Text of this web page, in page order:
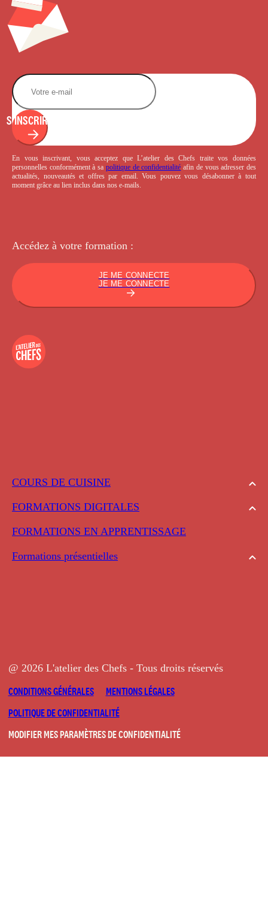
COURS DE CUISINE
FORMATIONS DIGITALES
FORMATIONS EN APPRENTISSAGE
Formations présentielles
S'INSCRIRE
En vous inscrivant, vous acceptez que L’atelier des Chefs traite vos données
personnelles conformément à sa politique de confidentialité afin de vous adresser des
actualités, nouveautés et offres par email. Vous pouvez vous désabonner à tout
moment grâce au lien inclus dans nos e-mails.
Accédez à votre formation :
JE ME CONNECTE
JE ME CONNECTE
@ 2026 L'atelier des Chefs - Tous droits réservés
CONDITIONS GÉNÉRALES
MENTIONS LÉGALES
POLITIQUE DE CONFIDENTIALITÉ
MODIFIER MES PARAMÈTRES DE CONFIDENTIALITÉ